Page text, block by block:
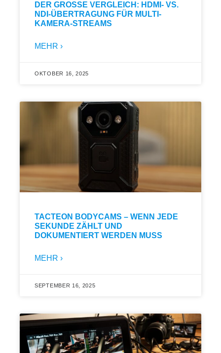
DER GROSSE VERGLEICH: HDMI- VS. N
DI-ÜBERTRAGUNG FÜR MULTI-K
AMERA-STREAMS
MEHR ›
OKTOBER 16, 2025
TACTEON BODYCAMS – WENN JEDE
SEKUNDE ZÄHLT UND
DOKUMENTIERT WERDEN MUSS
MEHR ›
SEPTEMBER 16, 2025